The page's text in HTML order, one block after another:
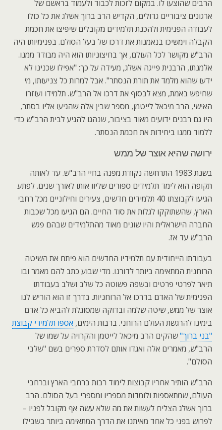
הרבים שהוצעו לו. במקום לזכות לכבוד ולעמוד בראשם של
ארגונים ציבוריים גדולים, הקדיש הרב ברוך אשלג את כל כולו
לעבודה הפנימית ולהכנת תלמידים מקובלים שיפיצו את חכמת
הקבלה וימשיכו בנאמנות את דרכו של בעל הסולם. בפנימיותו היה
הרב"ש מקושר לכל העולם, אך בחיצוניותו הוא היה מבודד ממנו.
אלמנתו, הרבנית פייגה אשלג, מעידה על כך: "אפילו שכנינו לא
ידעו שהוא מלמד את תורת הנסתר". אבל למרות כל צניעותו, מי
שחיפש באמת, מצא לבסוף את דרכו אל הרב"ש. תלמידו ועוזרו
האישי, הרב מיכאל לייטמן, מספר שבין אלה שהגיעו אליו בסתר,
היו גם רבנים ידועים מאוד בציבור, שנהגו להגיע לבית הרב"ש כדי
ללמוד ממנו ביחידות את חכמת הנסתר.
ירושה שהיא אוצר של ממש
בשנת 1983 התרחשה נקודת מפנה בחיי הרב"ש. עד לאותה
תקופה הוא לימד תלמידים ספורים שליוו אותו לאורך שנים. לפתע
הגיעו לקבוצתו 40 תלמידים חדשים, צעירים וחילוניים מכל רחבי
הארץ, שהשתוקקו לגלות את סוד החיים. הם הגיעו מכל שכבות
החברה הישראלית והיו שונים מאוד מהתלמידים שבהם פגש
הרב"ש עד אז.
בעבודתו הייחודית עם תלמידיו החדשים הוא פיתח את השיטה
הרוחנית המתאימה ביותר לדורנו. מדי שבוע כתב להם מאמר ובו
תיאר לפרטי פרטים ובשפה פשוטה כל שלב ושלב בעבודתו
הפנימית של האדם בדרכו אל הרוחניות. בדרך זו הוא הוריש לנו
אוצר של ממש, שיטה שלמה ובדוקה שמסוגלת להביא כל אדם
בימינו להרגשת העולם הרוחני. ברבות הימים, אספו תלמידי קבוצת
"בני ברוך"שהקים הרב מיכאל לייטמן והקרויה על שמו של
הרב"ש, מאמרים אלה ואגדו אותם לסדרת ספרים בשם "שלבי
הסולם".
הרב"ש הותיר אחריו קבוצות לימוד רבות ברחבי הארץ וברחבי
העולם, שמתאספות ולומדות מספריו ומספרי בעל הסולם. הרב
ברוך אשלג הצליח לעשות את מה שלא עשה אף מקובל לפניו –
לפרוש בפני כל אחד מאיתנו את הדרך המתאימה ביותר בשבילו